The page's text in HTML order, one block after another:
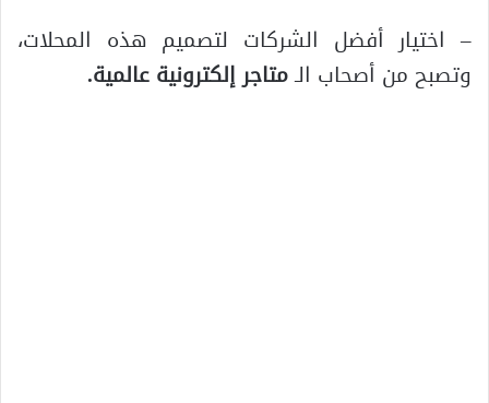
– اختيار أفضل الشركات لتصميم هذه المحلات،
وتصبح من أصحاب الـمتاجر إلكترونية عالمية.